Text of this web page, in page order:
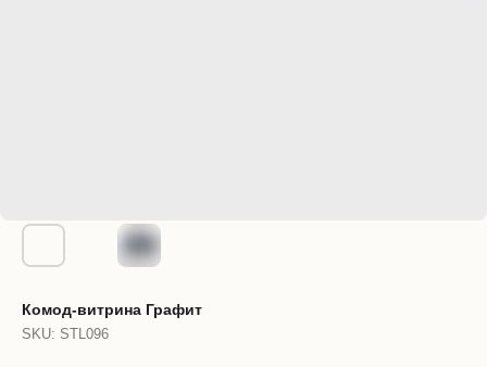
Комод-витрина Графит
SKU: STL096